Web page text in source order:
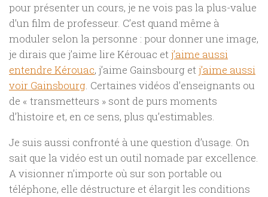
pour présenter un cours, je ne vois pas la plus-value
d’un film de professeur. C’est quand même à
moduler selon la personne : pour donner une image,
je dirais que j’aime lire Kérouac etj’aime aussi
entendre Kérouac, j’aime Gainsbourg etj’aime aussi
voir Gainsbourg. Certaines vidéos d’enseignants ou
de « transmetteurs » sont de purs moments
d’histoire et, en ce sens, plus qu’estimables.
Je suis aussi confronté à une question d’usage. On
sait que la vidéo est un outil nomade par excellence.
A visionner n’importe où sur son portable ou
téléphone, elle déstructure et élargit les conditions